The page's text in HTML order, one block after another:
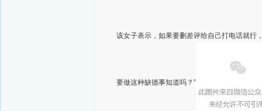
该女子表示，如果要删差评给自己打电话就行
要做这种缺德事知道吗？”